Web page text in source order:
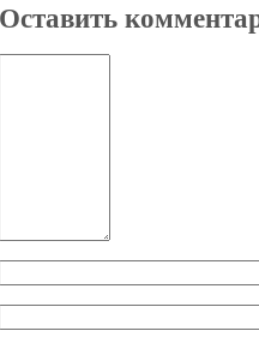
Оставить